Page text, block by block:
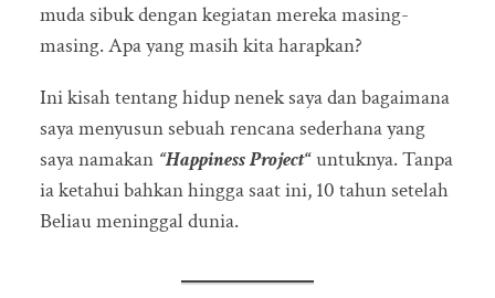
muda sibuk dengan kegiatan mereka masing-
masing. Apa yang masih kita harapkan?
Ini kisah tentang hidup nenek saya dan bagaimana
saya menyusun sebuah rencana sederhana yang
saya namakan “Happiness Project“untuknya. Tanpa
ia ketahui bahkan hingga saat ini, 10 tahun setelah
Beliau meninggal dunia.